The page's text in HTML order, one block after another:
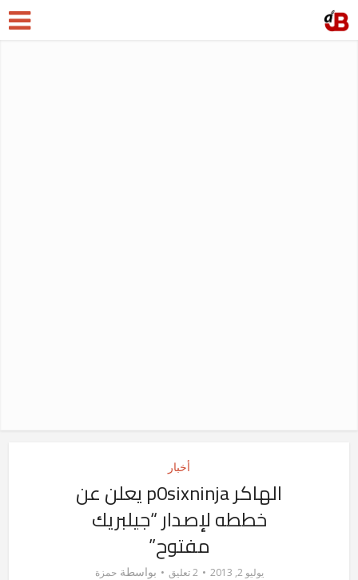
أخبار
الهاكر p0sixninja يعلن عن
خططه لإصدار “جيلبريك
مفتوح”
يوليو 2, 2013 2 تعليق بواسطةحمزة